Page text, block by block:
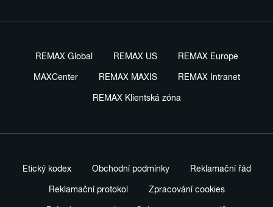
REMAX Global REMAX US REMAX Europe
MAXCenter REMAX MAXIS REMAX Intranet
REMAX Klientská zóna
Etický kodex Obchodní podmínky Reklamační řád
Reklamační protokol Zpracování cookies